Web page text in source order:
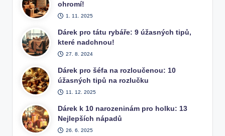
ohromí!
1. 11. 2025
Dárek pro tátu rybáře: 9 úžasných tipů,
které nadchnou!
27. 8. 2024
Dárek pro šéfa na rozloučenou: 10
úžasných tipů na rozlučku
11. 12. 2025
Dárek k 10 narozeninám pro holku: 13
Nejlepších nápadů
26. 6. 2025